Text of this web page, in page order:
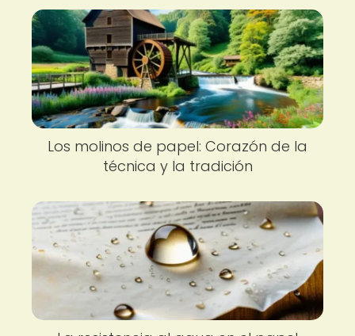
Los molinos de papel: Corazón de la
técnica y la tradición